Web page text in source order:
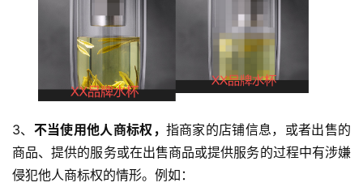
3、 不当使用他人商标权， 指商家的店铺信息，或者出售的
商品、提供的服务或在出售商品或提供服务的过程中有涉嫌
侵犯他人商标权的情形。例如：